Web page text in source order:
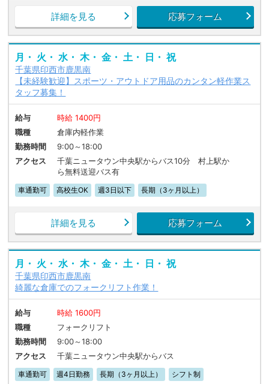
詳細を見る 応募フォーム
月・ 火・ 水・ 木・ 金・ 土・ 日・ 祝
千葉県印西市鹿黒南
【未経験歓迎】スポーツ・アウトドア用品のカンタン軽作業ス
タッフ募集！
給与
時給 1400円
職種
倉庫内軽作業
勤務時間
9:00～18:00
アクセス
千葉ニュータウン中央駅からバス10分 村上駅か
ら無料送迎バス有
車通勤可 高校生OK 週3日以下 長期（3ヶ月以上）
詳細を見る 応募フォーム
月・ 火・ 水・ 木・ 金・ 土・ 日・ 祝
千葉県印西市鹿黒南
綺麗な倉庫でのフォークリフト作業！
給与
時給 1600円
職種
フォークリフト
勤務時間
9:00～18:00
アクセス
千葉ニュータウン中央駅からバス
車通勤可 週4日勤務 長期（3ヶ月以上） シフト制